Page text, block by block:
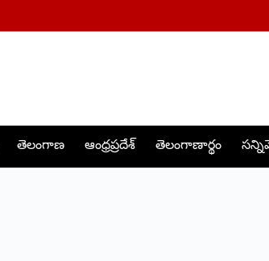
తెలంగాణ ఆంధ్రప్రదేశ్ తెలంగాణార్థం